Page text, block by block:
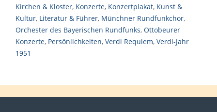
Kirchen & Kloster, Konzerte, Konzertplakat, Kunst &
Kultur, Literatur & Führer, Münchner Rundfunkchor,
Orchester des Bayerischen Rundfunks, Ottobeurer
Konzerte, Persönlichkeiten, Verdi Requiem, Verdi-Jahr
1951